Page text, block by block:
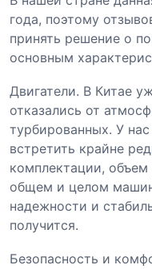
года, поэтому
принять решение о
основным
Двигатели. В Китае
отказались от
турбированных. У
встретить крайне
комплектации, объем
общем и целом
надежности и
получится.
Безопасность и